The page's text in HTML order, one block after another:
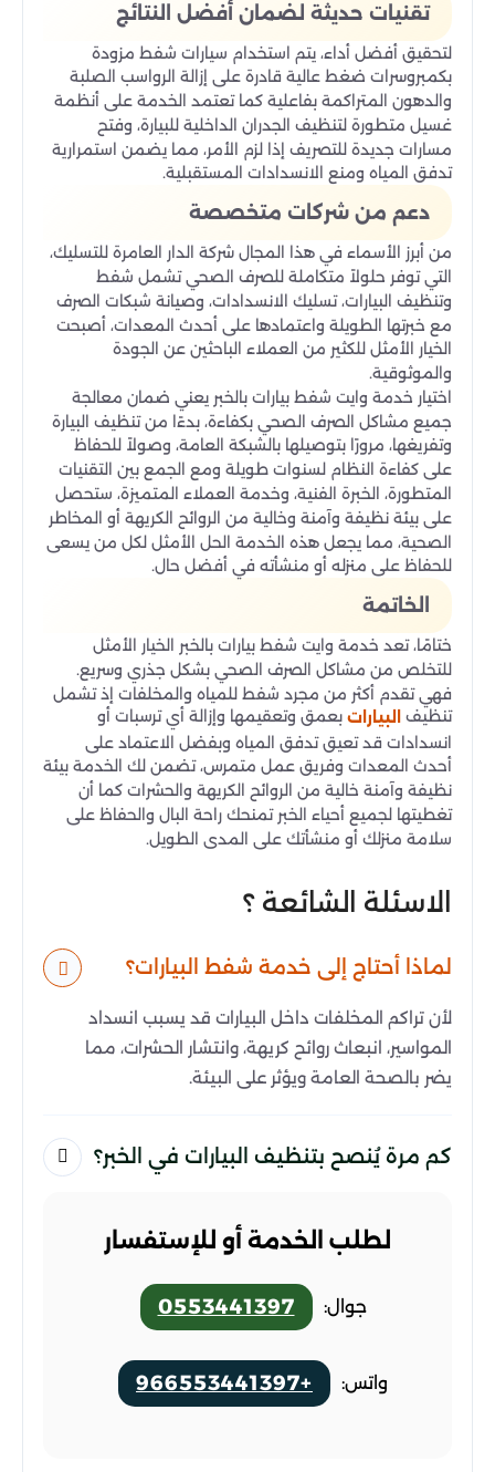
تقنيات حديثة لضمان أفضل النتائج
لتحقيق أفضل أداء، يتم استخدام سيارات شفط مزودة
بكمبروسرات ضغط عالية قادرة على إزالة الرواسب الصلبة
والدهون المتراكمة بفاعلية كما تعتمد الخدمة على أنظمة
غسيل متطورة لتنظيف الجدران الداخلية للبيارة، وفتح
مسارات جديدة للتصريف إذا لزم الأمر، مما يضمن استمرارية
تدفق المياه ومنع الانسدادات المستقبلية.
دعم من شركات متخصصة
من أبرز الأسماء في هذا المجال شركة الدار العامرة للتسليك،
التي توفر حلولاً متكاملة للصرف الصحي تشمل شفط
وتنظيف البيارات، تسليك الانسدادات، وصيانة شبكات الصرف
مع خبرتها الطويلة واعتمادها على أحدث المعدات، أصبحت
الخيار الأمثل للكثير من العملاء الباحثين عن الجودة
والموثوقية.
اختيار خدمة وايت شفط بيارات بالخبر يعني ضمان معالجة
جميع مشاكل الصرف الصحي بكفاءة، بدءًا من تنظيف البيارة
وتفريغها، مرورًا بتوصيلها بالشبكة العامة، وصولاً للحفاظ
على كفاءة النظام لسنوات طويلة ومع الجمع بين التقنيات
المتطورة، الخبرة الفنية، وخدمة العملاء المتميزة، ستحصل
على بيئة نظيفة وآمنة وخالية من الروائح الكريهة أو المخاطر
الصحية، مما يجعل هذه الخدمة الحل الأمثل لكل من يسعى
للحفاظ على منزله أو منشأته في أفضل حال.
الخاتمة
ختامًا، تعد خدمة وايت شفط بيارات بالخبر الخيار الأمثل
للتخلص من مشاكل الصرف الصحي بشكل جذري وسريع.
فهي تقدم أكثر من مجرد شفط للمياه والمخلفات إذ تشمل
تنظيف البيارات بعمق وتعقيمها وإزالة أي ترسبات أو
انسدادات قد تعيق تدفق المياه وبفضل الاعتماد على
أحدث المعدات وفريق عمل متمرس، تضمن لك الخدمة بيئة
نظيفة وآمنة خالية من الروائح الكريهة والحشرات كما أن
تغطيتها لجميع أحياء الخبر تمنحك راحة البال والحفاظ على
سلامة منزلك أو منشأتك على المدى الطويل.
الاسئلة الشائعة ؟
لماذا أحتاج إلى خدمة شفط البيارات؟
لأن تراكم المخلفات داخل البيارات قد يسبب انسداد
المواسير، انبعاث روائح كريهة، وانتشار الحشرات، مما
يضر بالصحة العامة ويؤثر على البيئة.
كم مرة يُنصح بتنظيف البيارات في الخبر؟
لطلب الخدمة أو للإستفسار
جوال: 0553441397
واتس: +966553441397